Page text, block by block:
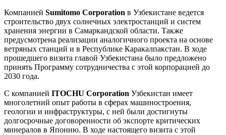
Компанией Sumitomo Corporation в Узбекистане ведется
строительство двух солнечных электростанций и систем
хранения энергии в Самаркандской области. Также
предусмотрена реализации аналогичного проекта на основе
ветряных станций и в Республике Каракалпакстан. В ходе
прошедшего визита главой Узбекистана было предложено
принять Программу сотрудничества с этой корпорацией до
2030 года.
С компанией ITOCHU Corporation Узбекистан имеет
многолетний опыт работы в сферах машиностроения,
геологии и инфраструктуры, с ней были достигнуты
долгосрочные договоренности об экспорте критических
минералов в Японию. В ходе настоящего визита с этой